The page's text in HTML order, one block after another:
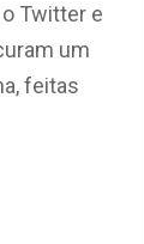
Twitter e
um
feitas